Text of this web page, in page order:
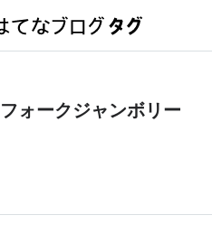
ォークジャンボリー